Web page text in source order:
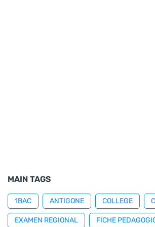
MAIN TAGS
1BAC ANTIGONE COLLEGE
EXAMEN REGIONAL FICHE